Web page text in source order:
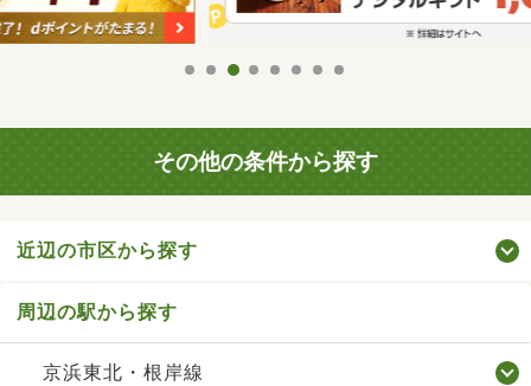
その他の条件から探す
近辺の市区から探す
周辺の駅から探す
京浜東北・根岸線